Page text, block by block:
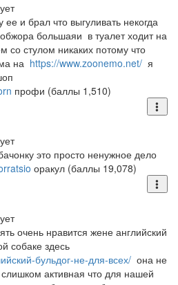
и брал что выгуливать некогда
большаяи в туалет ходит на
со стулом никаких потому что
на https://www.zoonemo.net/ я
профи (баллы 1,510)
это просто ненужное дело
оракул (баллы 19,078)
очень нравится жене английский
собаке здесь
бульдог-не-для-всех/ она не
активная что для нашей